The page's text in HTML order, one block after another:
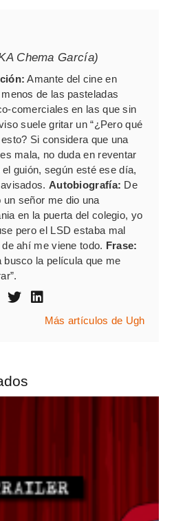
Chema García)
Amante del cine en
de las pasteladas
comerciales en las que sin
suele gritar un “¿Pero qué
Si considera que una
mala, no duda en reventar
el guión, según esté ese día,
Autobiografía: De
un señor me dio una
en la puerta del colegio, yo
pero el LSD estaba mal
ahí me viene todo. Frase:
busco la película que me
Más artículos de Ugh